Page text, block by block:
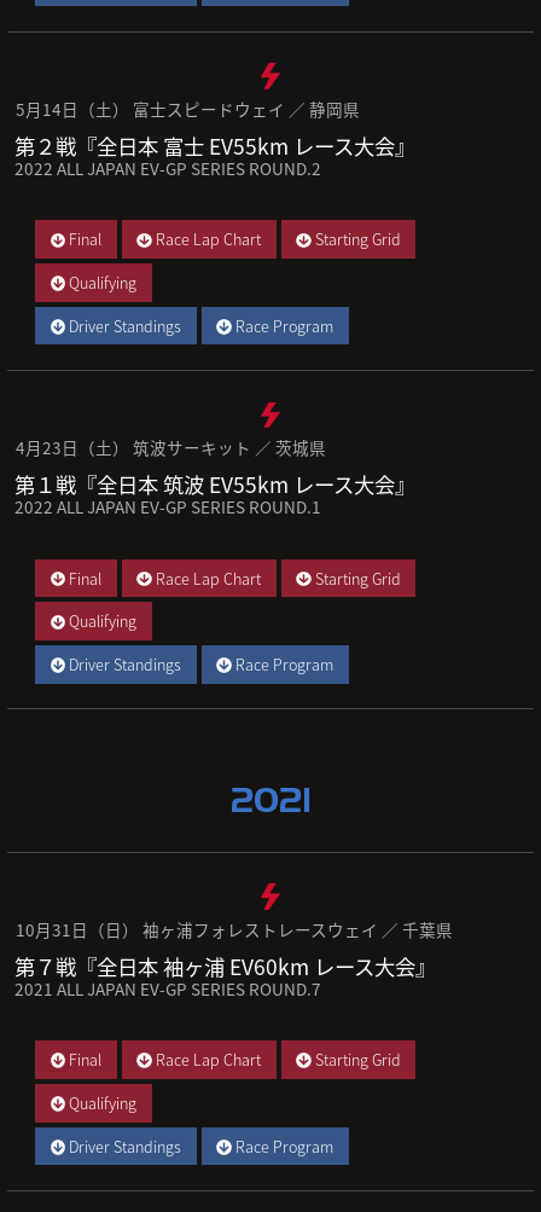
5月14日（土） 富士スピードウェイ ／ 静岡県
第２戦『全日本 富士 EV55km レース大会』
2022 ALL JAPAN EV-GP SERIES ROUND.2
Final Race Lap Chart
Starting Grid
Qualifying
Driver Standings
Race Program
4月23日（土） 筑波サーキット ／ 茨城県
第１戦『全日本 筑波 EV55km レース大会』
2022 ALL JAPAN EV-GP SERIES ROUND.1
Final Race Lap Chart
Starting Grid
Qualifying
Driver Standings
Race Program
2021
10月31日（日） 袖ヶ浦フォレストレースウェイ ／ 千葉県
第７戦『全日本 袖ヶ浦 EV60km レース大会』
2021 ALL JAPAN EV-GP SERIES ROUND.7
Final Race Lap Chart
Starting Grid
Qualifying
Driver Standings
Race Program